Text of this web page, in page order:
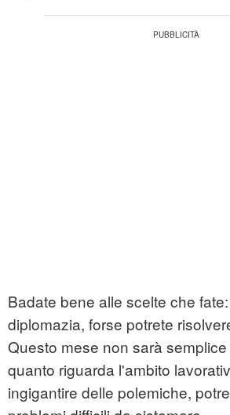
Badate bene alle scelte che
diplomazia, forse potrete
Questo mese non sarà
quanto riguarda l'ambito
ingigantire delle polemiche,